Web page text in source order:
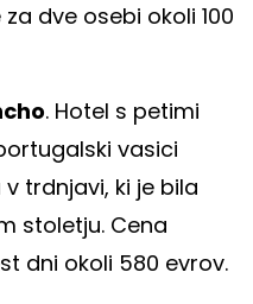
dve osebi okoli 100
. Hotel s petimi
vasici
trdnjavi, ki je bila
stoletju. Cena
dni okoli 580 evrov.